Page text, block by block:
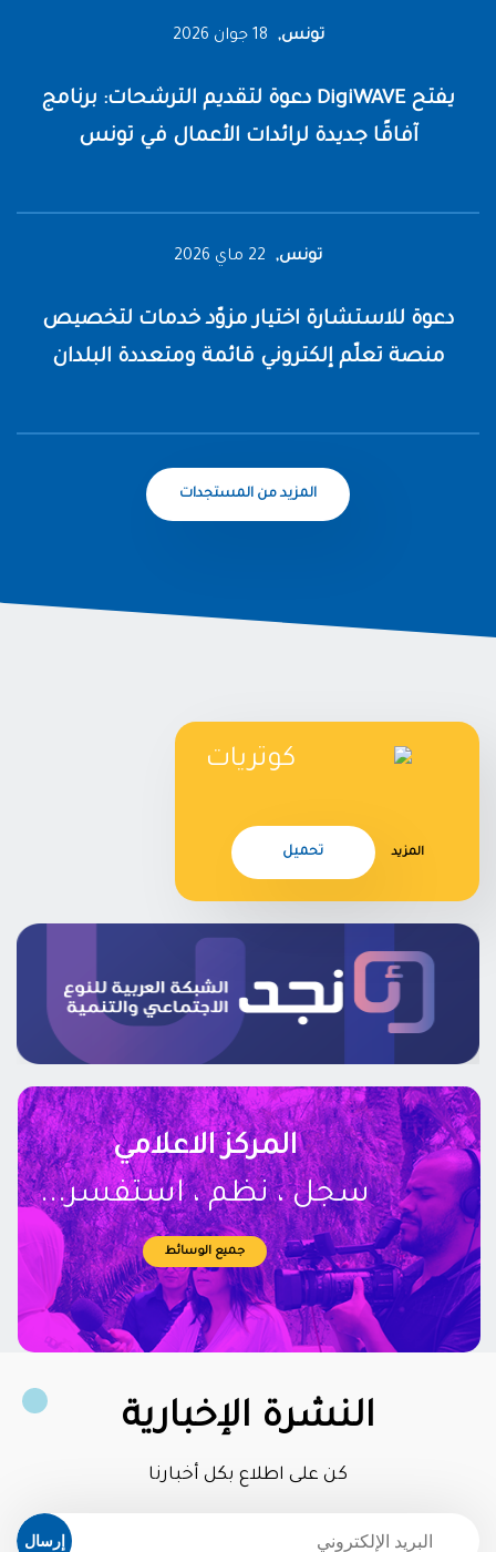
تونس, 18 جوان 2026
دعوة لتقديم الترشحات: برنامج DigiWAVE يفتح
آفاقًا جديدة لرائدات الأعمال في تونس
تونس, 22 ماي 2026
دعوة للاستشارة اختيار مزوّد خدمات لتخصيص
منصة تعلّم إلكتروني قائمة ومتعددة البلدان
المزيد من المستجدات
كوتريات
تحميل المزيد
المركز الاعلامي
...سجل ، نظم ، استفسر
جميع الوسائط
النشرة الإخبارية
كن على اطلاع بكل أخبارنا
إرسال